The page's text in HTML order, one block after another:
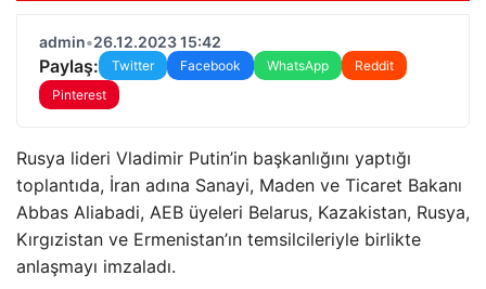
admin•26.12.2023 15:42
Paylaş: Twitter Facebook WhatsApp
Reddit
Pinterest
Rusya lideri Vladimir Putin’in başkanlığını yaptığı
toplantıda, İran adına Sanayi, Maden ve Ticaret Bakanı
Abbas Aliabadi, AEB üyeleri Belarus, Kazakistan, Rusya,
Kırgızistan ve Ermenistan’ın temsilcileriyle birlikte
anlaşmayı imzaladı.